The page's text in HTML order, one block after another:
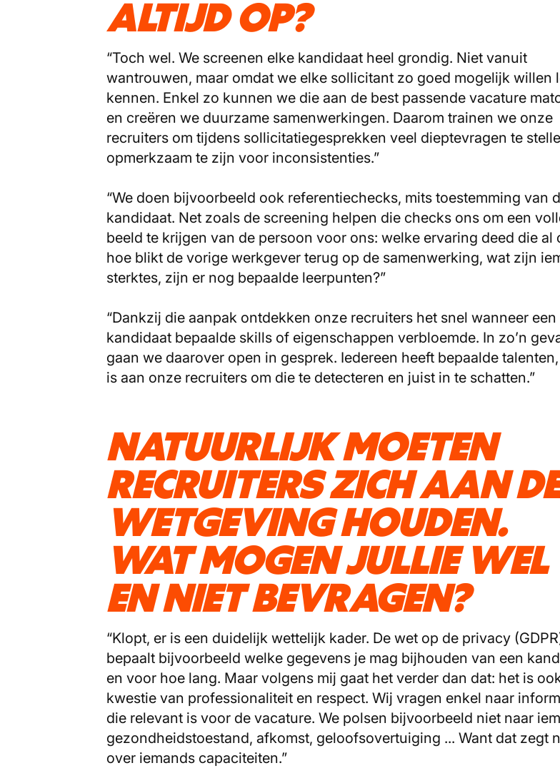
ALTIJD OP?
“Toch wel. We screenen elke kandidaat heel grondig. Niet vanuit
wantrouwen, maar omdat we elke sollicitant zo goed mogelijk willen
kennen. Enkel zo kunnen we die aan de best passende vacature
en creëren we duurzame samenwerkingen. Daarom trainen we onze
recruiters om tijdens sollicitatiegesprekken veel dieptevragen te
opmerkzaam te zijn voor inconsistenties.”
“We doen bijvoorbeeld ook referentiechecks, mits toestemming van
kandidaat. Net zoals de screening helpen die checks ons om een
beeld te krijgen van de persoon voor ons: welke ervaring deed die al
hoe blikt de vorige werkgever terug op de samenwerking, wat zijn
sterktes, zijn er nog bepaalde leerpunten?”
“Dankzij die aanpak ontdekken onze recruiters het snel wanneer een
kandidaat bepaalde skills of eigenschappen verbloemde. In zo’n
gaan we daarover open in gesprek. Iedereen heeft bepaalde
is aan onze recruiters om die te detecteren en juist in te schatten.”
NATUURLIJK MOETEN
RECRUITERS ZICH AAN
WETGEVING HOUDEN.
WAT MOGEN JULLIE WEL
EN NIET BEVRAGEN?
“Klopt, er is een duidelijk wettelijk kader. De wet op de privacy
bepaalt bijvoorbeeld welke gegevens je mag bijhouden van een
en voor hoe lang. Maar volgens mij gaat het verder dan dat: het is
kwestie van professionaliteit en respect. Wij vragen enkel naar
die relevant is voor de vacature. We polsen bijvoorbeeld niet naar
gezondheidstoestand, afkomst, geloofsovertuiging ... Want dat zegt
over iemands capaciteiten.”